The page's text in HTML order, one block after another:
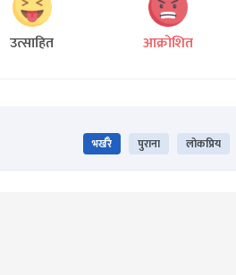
उत्साहित आक्रोशित
भर्खरै पुराना लोकप्रिय